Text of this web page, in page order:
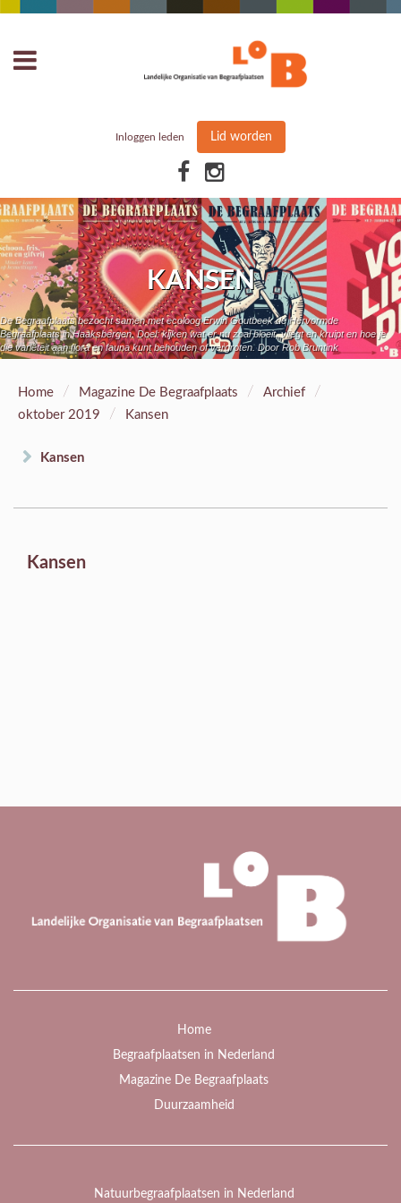
Inloggen leden Lid worden
KANSEN
De Begraafplaats bezocht samen met ecoloog Erwin Goutbeek de Hervormde
Begraafplaats in Haaksbergen. Doel: kijken wat er nu zoal bloeit, vliegt en kruipt en hoe je
die variëteit aan flora en fauna kunt behouden of vergroten. Door Rob Bruntink
Home / Magazine De Begraafplaats / Archief /
oktober 2019 / Kansen
Kansen
Kansen
Home
Begraafplaatsen in Nederland
Magazine De Begraafplaats
Duurzaamheid
Natuurbegraafplaatsen in Nederland